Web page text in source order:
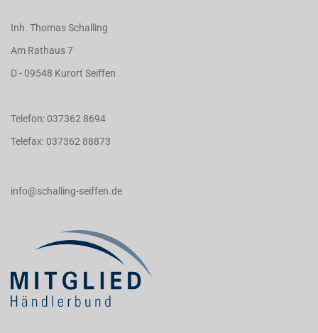
Inh. Thomas Schalling
Am Rathaus 7
D - 09548 Kurort Seiffen
Telefon: 037362 8694
Telefax: 037362 88873
info@schalling-seiffen.de